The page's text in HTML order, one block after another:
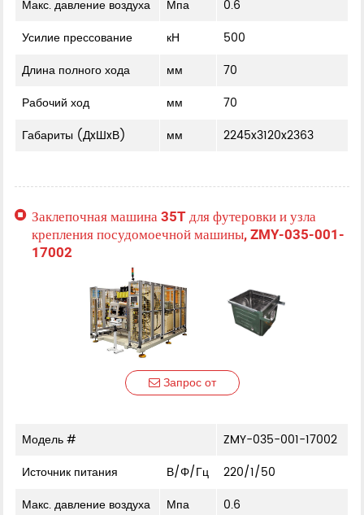
Макс. давление воздуха
Мпа
0.6
Усилие прессование
кН
500
Длина полного хода
мм
70
Рабочий ход
мм
70
Габариты (ДxШxВ)
мм 2245x3120x2363
Заклепочная машина 35T для футеровки и узла
крепления посудомоечной машины, ZMY-035-001-
17002
Запрос от
Модель #
ZMY-035-001-17002
Источник питания
В/Φ/Гц
220/1/50
Макс. давление воздуха
Мпа
0.6